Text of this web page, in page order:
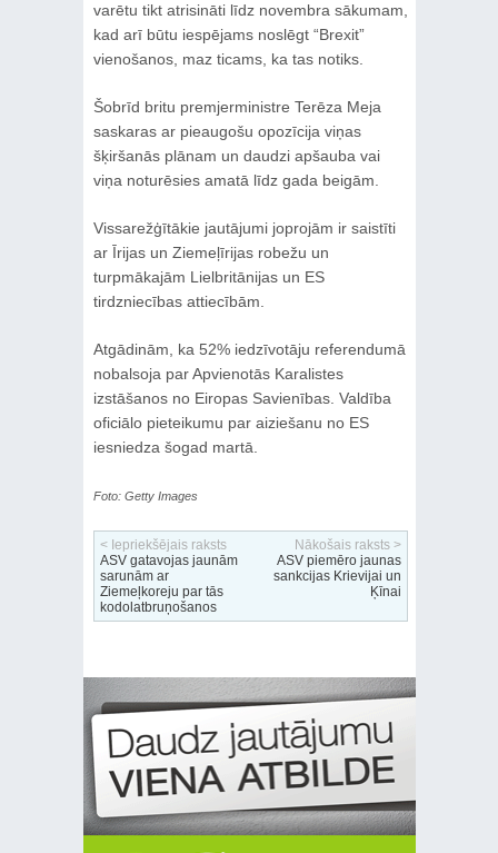
varētu tikt atrisināti līdz novembra sākumam,
kad arī būtu iespējams noslēgt “Brexit”
vienošanos, maz ticams, ka tas notiks.
Šobrīd britu premjerministre Terēza Meja
saskaras ar pieaugošu opozīcija viņas
šķiršanās plānam un daudzi apšauba vai
viņa noturēsies amatā līdz gada beigām.
Vissarežģītākie jautājumi joprojām ir saistīti
ar Īrijas un Ziemeļīrijas robežu un
turpmākajām Lielbritānijas un ES
tirdzniecības attiecībām.
Atgādinām, ka 52% iedzīvotāju referendumā
nobalsoja par Apvienotās Karalistes
izstāšanos no Eiropas Savienības. Valdība
oficiālo pieteikumu par aiziešanu no ES
iesniedza šogad martā.
Foto: Getty Images
< Iepriekšējais raksts
ASV gatavojas jaunām
sarunām ar
Ziemeļkoreju par tās
kodolatbruņošanos
Nākošais raksts >
ASV piemēro jaunas
sankcijas Krievijai un
Ķīnai